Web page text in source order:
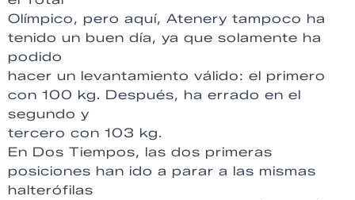
Olímpico, pero aquí, Atenery tampoco ha
tenido un buen día, ya que solamente ha
podido
hacer un levantamiento válido: el primero
con 100 kg. Después, ha errado en el
segundo y
tercero con 103 kg.
En Dos Tiempos, las dos primeras
posiciones han ido a parar a las mismas
halterófilas